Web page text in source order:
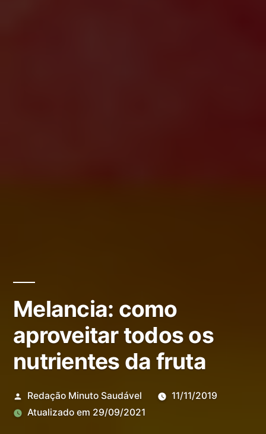
Melancia: como
aproveitar todos os
nutrientes da fruta
Redação Minuto Saudável
11/11/2019
Atualizado em 29/09/2021